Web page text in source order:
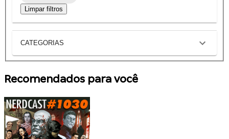
Limpar filtros
CATEGORIAS
Recomendados para você